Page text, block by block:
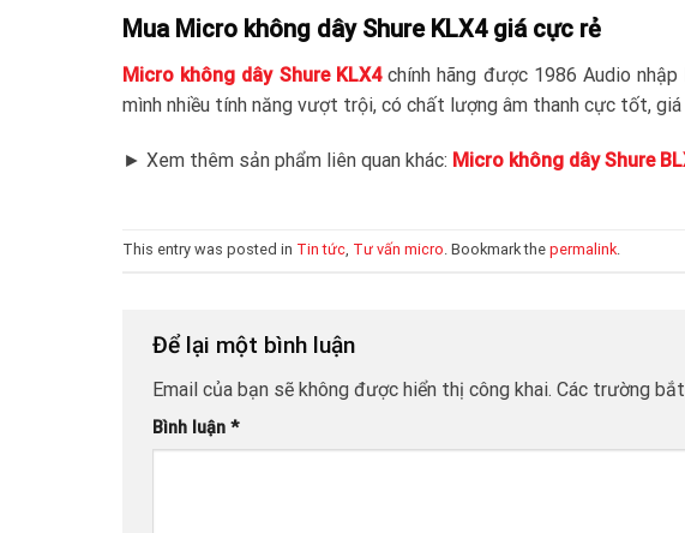
Mua Micro không dây Shure KLX4 giá cực rẻ
Micro không dây Shure KLX4chính hãng được 1986 Audio
mình nhiều tính năng vượt trội, có chất lượng âm thanh cực tốt,
► Xem thêm sản phẩm liên quan khác: Micro không dây Shure
This entry was posted in Tin tức, Tư vấn micro. Bookmark the permalink.
Để lại một bình luận
Email của bạn sẽ không được hiển thị công khai. Các trường
Bình luận *